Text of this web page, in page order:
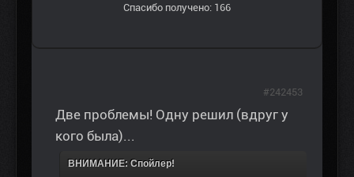
Спасибо получено: 166
Две проблемы! Одну решил (вдруг у
кого была)...
ВНИМАНИЕ: Спойлер!
#242453